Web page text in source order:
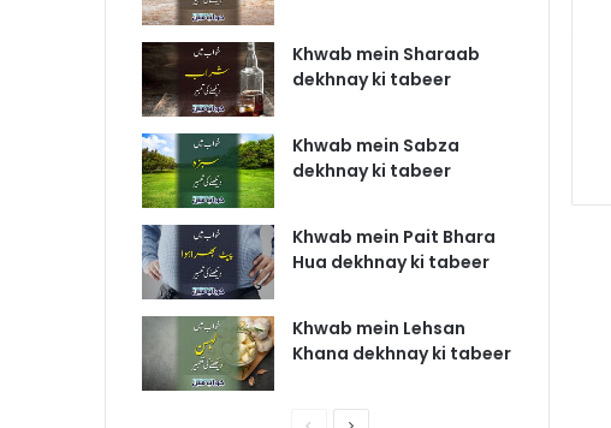
Khwab mein Sharaab
dekhnay ki tabeer
Khwab mein Sabza
dekhnay ki tabeer
Khwab mein Pait Bhara
Hua dekhnay ki tabeer
Khwab mein Lehsan
Khana dekhnay ki tabeer